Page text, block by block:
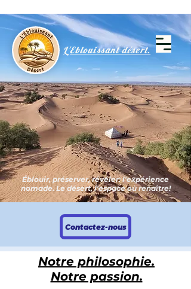
Contactez-nous
L'Eblouissant désert.
Éblouir, préserver, révéler: l'expérience
nomade. Le désert, l'espace où renaître!
Notre philosophie.
Notre passion.